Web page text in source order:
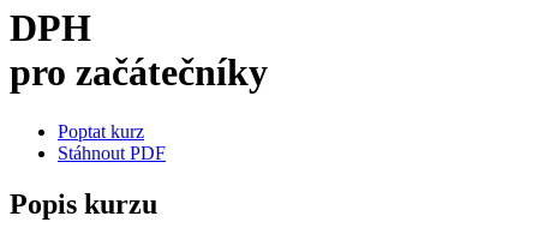
DPH
pro začátečníky
Poptat kurz
Stáhnout PDF
Popis kurzu